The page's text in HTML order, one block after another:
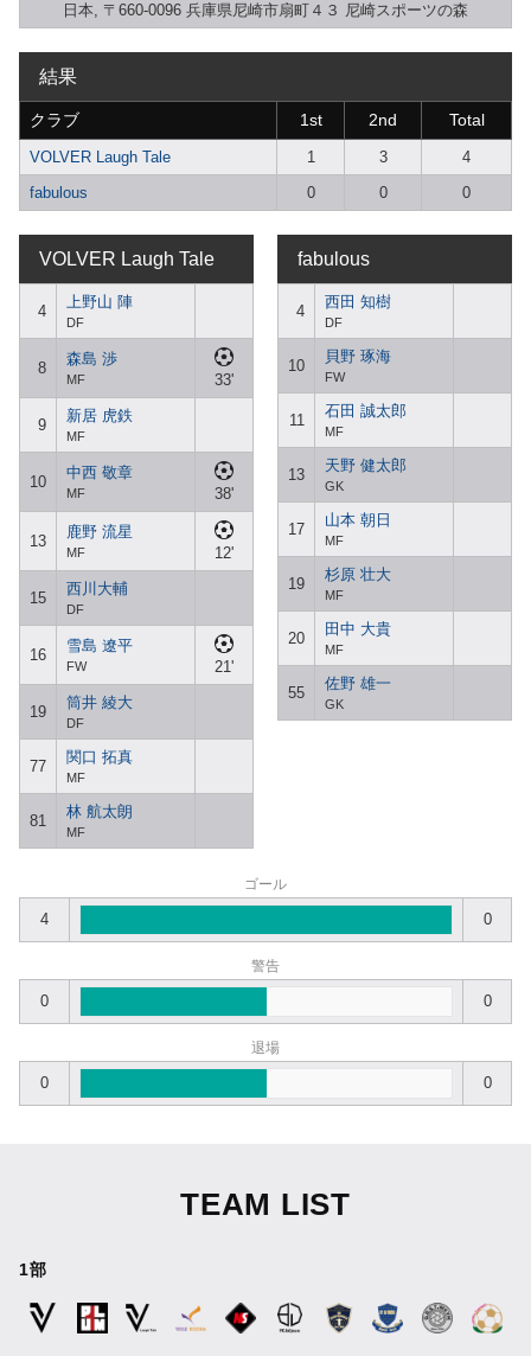
日本, 〒660-0096 兵庫県尼崎市扇町４３ 尼崎スポーツの森
結果
クラブ 1st 2nd Total
VOLVER Laugh Tale 1 3
4
fabulous
0 0 0
VOLVER Laugh Tale
4
上野山 陣
DF
8
森島 渉
MF 33'
9
新居 虎鉄
MF
10
中西 敬章
MF 38'
13
鹿野 流星
MF 12'
15
西川大輔
DF
16
雪島 遼平
FW 21'
19
筒井 綾大
DF
77
関口 拓真
MF
81
林 航太朗
MF
fabulous
4
西田 知樹
DF
10
貝野 琢海
FW
11
石田 誠太郎
MF
13
天野 健太郎
GK
17
山本 朝日
MF
19
杉原 壮大
MF
20
田中 大貴
MF
55
佐野 雄一
GK
ゴール
4 0
警告
0 0
退場
0 0
TEAM LIST
1部